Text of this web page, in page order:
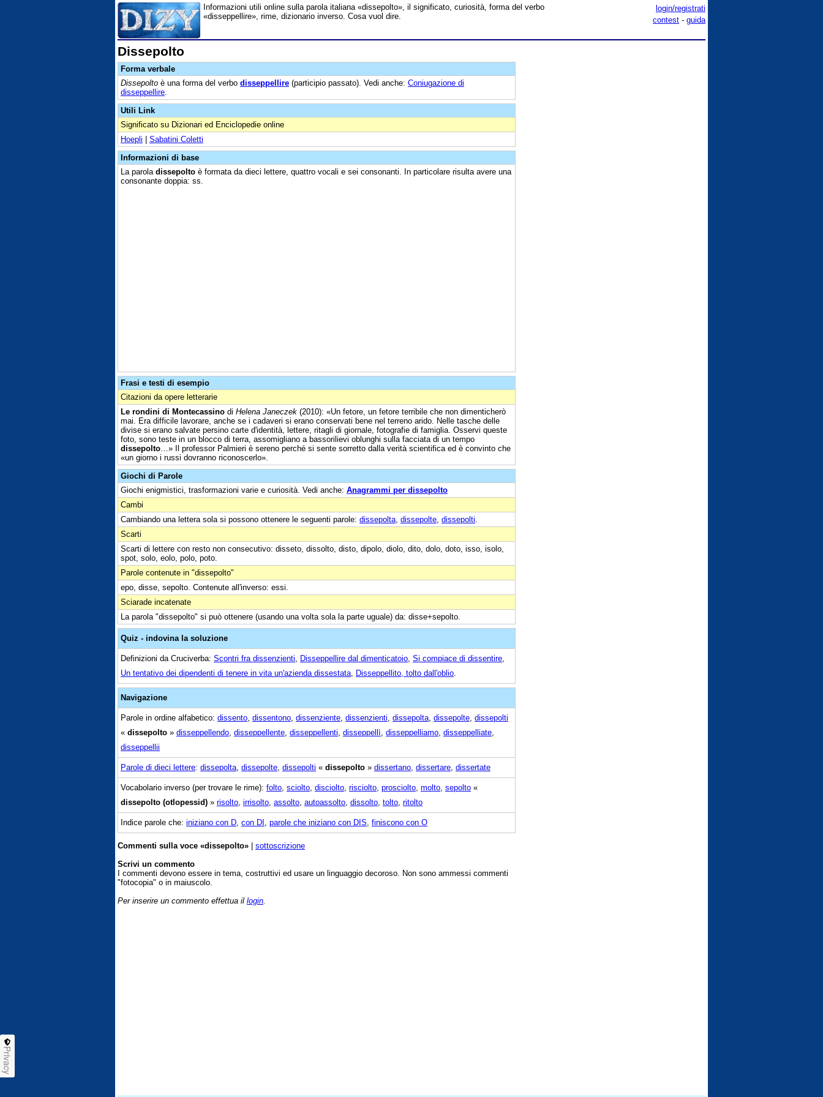
login/registrati
contest - guida
Informazioni utili online sulla parola italiana «dissepolto», il significato, curiosità, forma del verbo
«disseppellire», rime, dizionario inverso. Cosa vuol dire.
Dissepolto
Forma verbale
Dissepolto è una forma del verbo disseppellire (participio passato). Vedi anche: Coniugazione di
disseppellire
Utili Link
Significato su Dizionari ed Enciclopedie online
Hoepli | Sabatini Coletti
Informazioni di base
La parola dissepolto è formata da dieci lettere, quattro vocali e sei consonanti. In particolare risulta avere una
consonante doppia: ss.
Frasi e testi di esempio
Citazioni da opere letterarie
Le rondini di Montecassino di Helena Janeczek (2010): «Un fetore, un fetore terribile che non dimenticherò
mai. Era difficile lavorare, anche se i cadaveri si erano conservati bene nel terreno arido. Nelle tasche delle
divise si erano salvate persino carte d'identità, lettere, ritagli di giornale, fotografie di famiglia. Osservi queste
foto, sono teste in un blocco di terra, assomigliano a bassorilievi oblunghi sulla facciata di un tempo
dissepolto …» Il professor Palmieri è sereno perché si sente sorretto dalla verità scientifica ed è convinto che
«un giorno i russi dovranno riconoscerlo».
Giochi di Parole
Giochi enigmistici, trasformazioni varie e curiosità. Vedi anche: Anagrammi per dissepolto
Cambi
Cambiando una lettera sola si possono ottenere le seguenti parole: dissepolta dissepolte dissepolti
Scarti
Scarti di lettere con resto non consecutivo: disseto, dissolto, disto, dipolo, diolo, dito, dolo, doto, isso, isolo,
spot, solo, eolo, polo, poto.
Parole contenute in "dissepolto"
epo, disse, sepolto. Contenute all'inverso: essi.
Sciarade incatenate
La parola "dissepolto" si può ottenere (usando una volta sola la parte uguale) da: disse+sepolto.
Quiz - indovina la soluzione
Definizioni da Cruciverba: Scontri fra dissenzienti Disseppellire dal dimenticatoio Si compiace di dissentire
Un tentativo dei dipendenti di tenere in vita un'azienda dissestata Disseppellito, tolto dall'oblio
Navigazione
Parole in ordine alfabetico: dissento dissentono dissenziente dissenzienti dissepolta dissepolte dissepolti
« dissepolto » disseppellendo disseppellente disseppellenti disseppellì disseppelliamo disseppelliate
disseppellii
Parole di dieci lettere: dissepolta dissepolte dissepolti « dissepolto » dissertano dissertare dissertate
Vocabolario inverso (per trovare le rime): folto sciolto disciolto risciolto prosciolto molto sepolto «
dissepolto (otlopessid) » risolto irrisolto assolto autoassolto dissolto tolto ritolto
Indice parole che: iniziano con D con DI parole che iniziano con DIS finiscono con O
Commenti sulla voce «dissepolto» | sottoscrizione
Scrivi un commento
I commenti devono essere in tema, costruttivi ed usare un linguaggio decoroso. Non sono ammessi commenti
"fotocopia" o in maiuscolo.
Per inserire un commento effettua il login
Privacy